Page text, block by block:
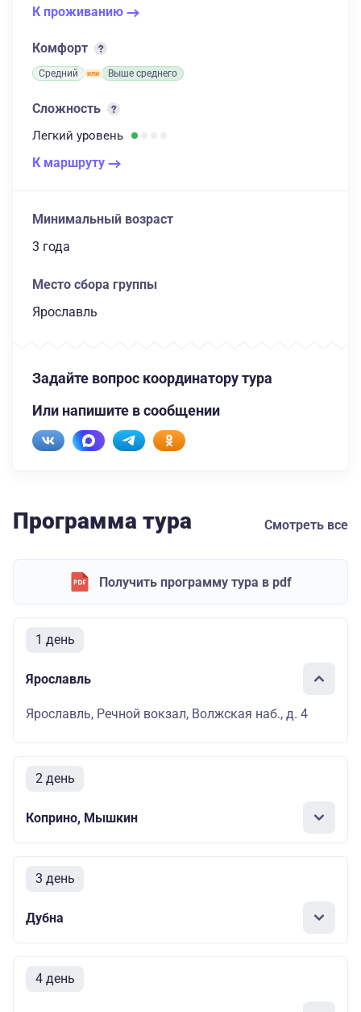
К проживанию
Комфорт
Средний Выше среднего
Сложность
Легкий уровень
К маршруту
Минимальный возраст
3 года
Место сбора группы
Ярославль
Задайте вопрос координатору тура
Или напишите в сообщении
Программа тура Смотреть все
Получить программу тура в pdf
1 день
Ярославль
Ярославль, Речной вокзал, Волжская наб., д. 4
2 день
Коприно, Мышкин
3 день
Дубна
4 день